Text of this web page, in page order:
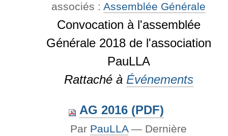
associés :Assemblée Générale
Convocation à l'assemblée
Générale 2018 de l'association
PauLLA
Rattaché à Événements
AG 2016 (PDF)
Par PauLLA — Dernière